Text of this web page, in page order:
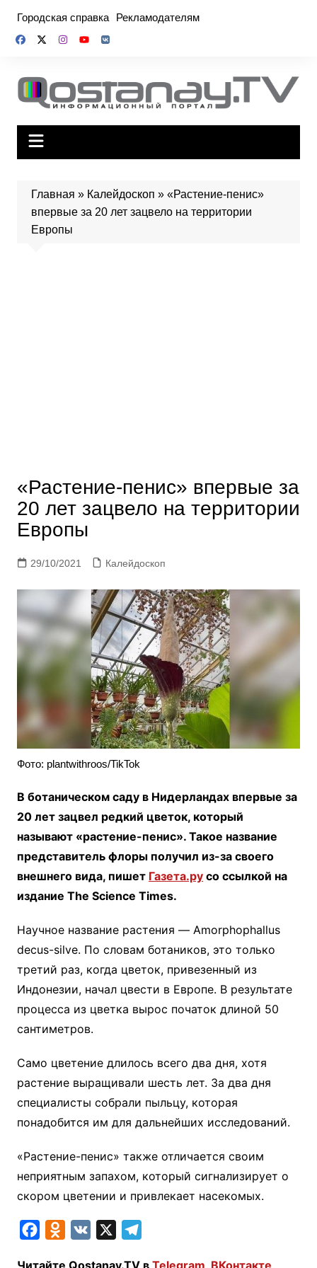
содержимому
Городская справка Рекламодателям
Главная » Калейдоскоп » «Растение-пенис»
впервые за 20 лет зацвело на территории
Европы
«Растение-пенис» впервые за
20 лет зацвело на территории
Европы
29/10/2021 Калейдоскоп
Фото: plantwithroos/TikTok
В ботаническом саду в Нидерландах впервые за
20 лет зацвел редкий цветок, который
называют «растение-пенис». Такое название
представитель флоры получил из-за своего
внешнего вида, пишет Газета.русо ссылкой на
издание The Science Times.
Научное название растения — Amorphophallus
decus-silve. По словам ботаников, это только
третий раз, когда цветок, привезенный из
Индонезии, начал цвести в Европе. В результате
процесса из цветка вырос початок длиной 50
сантиметров.
Само цветение длилось всего два дня, хотя
растение выращивали шесть лет. За два дня
специалисты собрали пыльцу, которая
понадобится им для дальнейших исследований.
«Растение-пенис» также отличается своим
неприятным запахом, который сигнализирует о
скором цветении и привлекает насекомых.